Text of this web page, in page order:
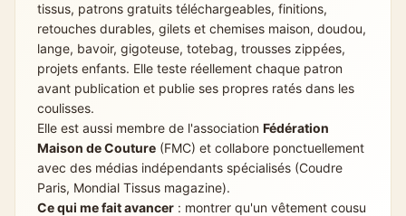
tissus, patrons gratuits téléchargeables, finitions,
retouches durables, gilets et chemises maison, doudou,
lange, bavoir, gigoteuse, totebag, trousses zippées,
projets enfants. Elle teste réellement chaque patron
avant publication et publie ses propres ratés dans les
coulisses.
Elle est aussi membre de l'association Fédération
Maison de Couture (FMC) et collabore ponctuellement
avec des médias indépendants spécialisés (Coudre
Paris, Mondial Tissus magazine).
Ce qui me fait avancer : montrer qu'un vêtement cousu